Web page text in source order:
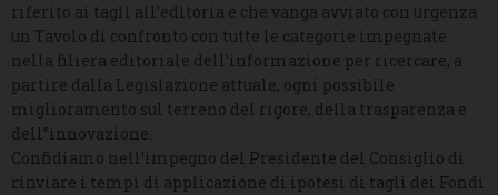
riferito ai tagli all’editoria e che vanga avviato con urgenza
un Tavolo di confronto con tutte le categorie impegnate
nella filiera editoriale dell’informazione per ricercare, a
partire dalla Legislazione attuale, ogni possibile
miglioramento sul terreno del rigore, della trasparenza e
dell’’innovazione.
Confidiamo nell’impegno del Presidente del Consiglio di
rinviare i tempi di applicazione di ipotesi di tagli dei Fondi